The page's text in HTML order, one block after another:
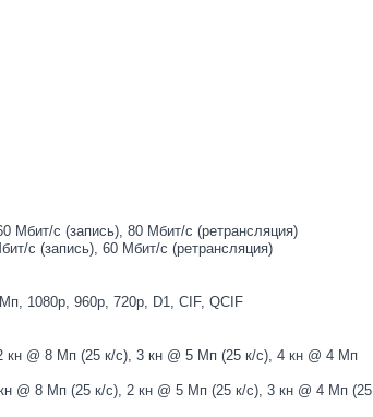
Мбит/с (запись), 80 Мбит/с (ретрансляция)
с (запись), 60 Мбит/с (ретрансляция)
1080p, 960p, 720p, D1, CIF, QCIF
@ 8 Мп (25 к/с), 3 кн @ 5 Мп (25 к/с), 4 кн @ 4 Мп
@ 8 Мп (25 к/с), 2 кн @ 5 Мп (25 к/с), 3 кн @ 4 Мп (25